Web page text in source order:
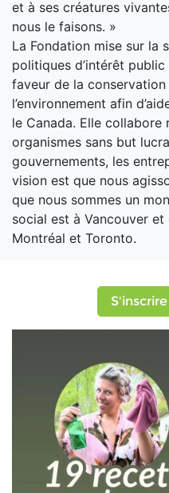
et à ses créatures
nous le faisons. »
La Fondation mise sur la
politiques d’intérêt
faveur de la
l’environnement afin
le Canada. Elle collabore
organismes sans but
gouvernements, les
vision est que nous
que nous sommes un
social est à Vancouver
Montréal et Toronto.